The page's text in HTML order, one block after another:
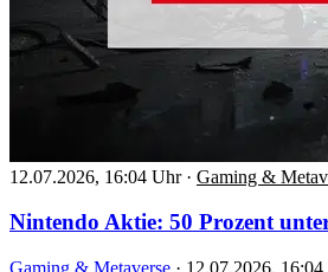
12.07.2026, 16:04 Uhr · Gaming &
Nintendo Aktie: 50 Prozent
Gaming & Metaverse · 12.07.2026,